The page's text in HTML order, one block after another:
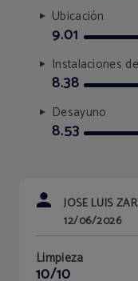
Ubicación
9.01
Instalaciones
8.38
Desayuno
8.53
JOSE LUIS
12/06/2026
Limpieza
10/10